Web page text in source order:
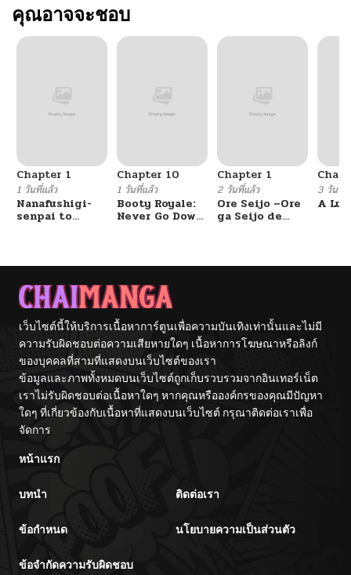
คุณอาจจะชอบ
Chapter 1
1 วันที่แล้ว
Nanafushigi-
senpai to
Chapter 10
1 วันที่แล้ว
Booty Royale:
Never Go Down
Chapter 1
2 วันที่แล้ว
Ore Seijo ~Ore
ga Seijo de
Game Kanzen
3 วันที่
A
เว็บไซต์นี้ให้บริการเนื้อหาการ์ตูนเพื่อความบันเทิงเท่านั้นและไม่มี
ความรับผิดชอบต่อความเสียหายใดๆ เนื้อหาการโฆษณาหรือลิงก์
ของบุคคลที่สามที่แสดงบนเว็บไซต์ของเรา
ข้อมูลและภาพทั้งหมดบนเว็บไซต์ถูกเก็บรวบรวมจากอินเทอร์เน็ต
เราไม่รับผิดชอบต่อเนื้อหาใดๆ หากคุณหรือองค์กรของคุณมีปัญหา
ใดๆ ที่เกี่ยวข้องกับเนื้อหาที่แสดงบนเว็บไซต์ กรุณาติดต่อเราเพื่อ
จัดการ
หน้าแรก
บทนำ ติดต่อเรา
ข้อกำหนด นโยบายความเป็นส่วนตัว
ข้อจำกัดความรับผิดชอบ